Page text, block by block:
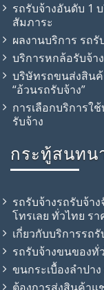
รถรับจ้างอันดับ 1
สัมภาระ
ผลงานบริการ รถ
บริการหกล้อรับจ้า
บริษัทรถขนส่งสินค้
“อ้วนรถรับจ้าง”
การเลือกบริการใ
รับจ้าง
กระทู้สนทน
รถรับจ้างรถรับจ้า
โทรเลย ทั่วไทย ร
เกี่ยวกับบริการรถ
รถรับจ้าง​ขนของทั่
ขนกระเบื้องลำปาง